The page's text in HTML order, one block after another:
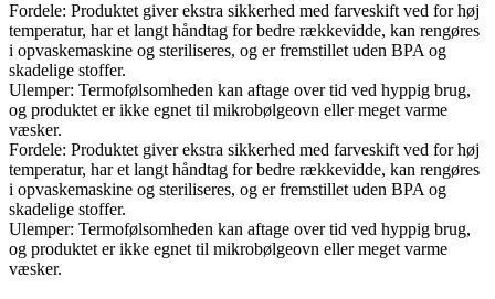
Fordele: Produktet giver ekstra sikkerhed med farveskift ved for høj
temperatur, har et langt håndtag for bedre rækkevidde, kan rengøres
i opvaskemaskine og steriliseres, og er fremstillet uden BPA og
skadelige stoffer.
Ulemper: Termofølsomheden kan aftage over tid ved hyppig brug,
og produktet er ikke egnet til mikrobølgeovn eller meget varme
væsker.
Fordele: Produktet giver ekstra sikkerhed med farveskift ved for høj
temperatur, har et langt håndtag for bedre rækkevidde, kan rengøres
i opvaskemaskine og steriliseres, og er fremstillet uden BPA og
skadelige stoffer.
Ulemper: Termofølsomheden kan aftage over tid ved hyppig brug,
og produktet er ikke egnet til mikrobølgeovn eller meget varme
væsker.